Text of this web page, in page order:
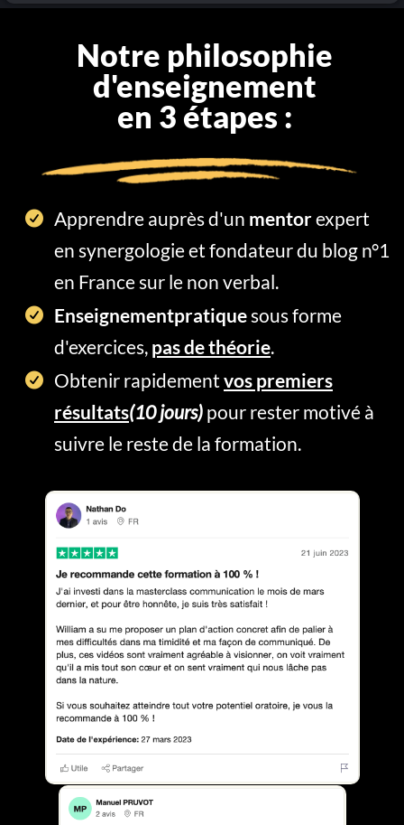
Notre philosophie
d'enseignement
en 3 étapes :
Apprendre auprès d'un mentorexpert
en synergologie et fondateur du blog n°1
en France sur le non verbal.
Enseignementpratique sous forme
d'exercices, pas de théorie.
Obtenir rapidement vos premiers
résultats(10 jours) pour rester motivé à
suivre le reste de la formation.